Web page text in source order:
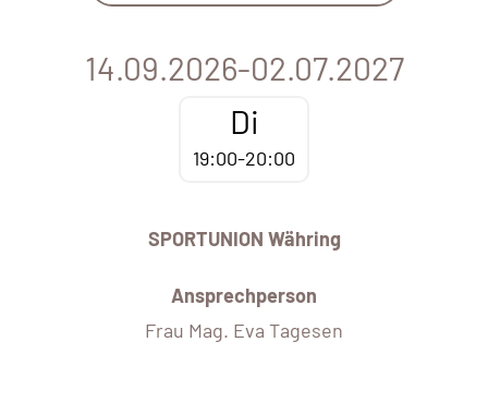
14.09.2026-02.07.2027
Di
19:00-20:00
SPORTUNION Währing
Ansprechperson
Frau Mag. Eva Tagesen